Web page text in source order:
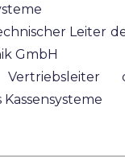
Leiter
GmbH
Vertriebsleiter